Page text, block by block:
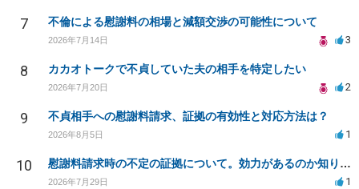
7 不倫による慰謝料の相場と減額交渉の可能性について
2026年7月14日 3
8 カカオトークで不貞していた夫の相手を特定したい
2026年7月20日 2
9 不貞相手への慰謝料請求、証拠の有効性と対応方法は？
2026年8月5日 1
10 慰謝料請求時の不定の証拠について。効力があるのか知りたい。
2026年7月29日 1